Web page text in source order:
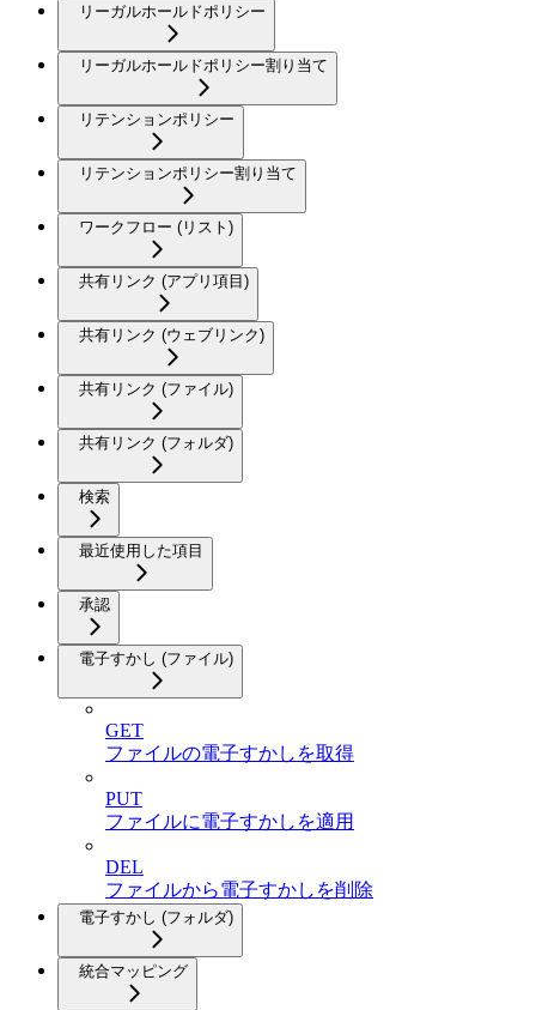
リーガルホールドポリシー
リーガルホールドポリシー割り当て
リテンションポリシー
リテンションポリシー割り当て
ワークフロー (リスト)
共有リンク (アプリ項目)
共有リンク (ウェブリンク)
共有リンク (ファイル)
共有リンク (フォルダ)
検索
最近使用した項目
承認
電子すかし (ファイル)
GET
ファイルの電子すかしを取得
PUT
ファイルに電子すかしを適用
DEL
ファイルから電子すかしを削除
電子すかし (フォルダ)
統合マッピング